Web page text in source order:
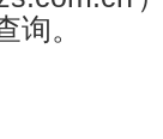
询。